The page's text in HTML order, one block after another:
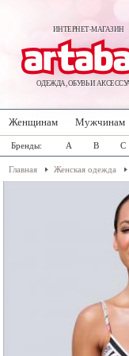
ИНТЕРНЕТ-МАГАЗИН
ОДЕЖДА, ОБУВЬ И
Женщинам Мужчинам
Бренды: A B C
Главная Женская одежда